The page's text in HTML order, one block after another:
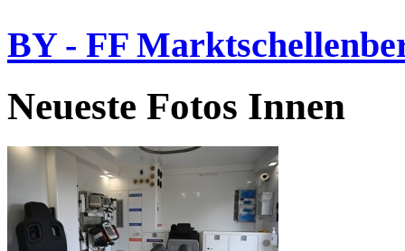
BY - FF
Neueste Fotos Innen